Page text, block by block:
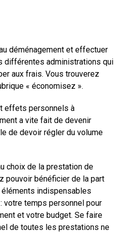
déménagement et effectuer
différentes administrations qui
aux frais. Vous trouverez
« économisez ».
effets personnels à
a vite fait de devenir
de devoir régler du volume
choix de la prestation de
pouvoir bénéficier de la part
indispensables
votre temps personnel pour
et votre budget. Se faire
de toutes les prestations ne